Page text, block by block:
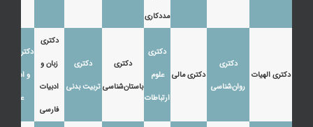
مددکاری
دکتری الهیات
دکتری
روان‌شناسی
دکتری مالی
دکتری
علوم
ارتباطات
دکتری
باستان‌شناسی
دکتری
تربیت بدنی
دکتری
زبان و
ادبیات
فارسی
دکتری زبان
و ادبیات
عرب